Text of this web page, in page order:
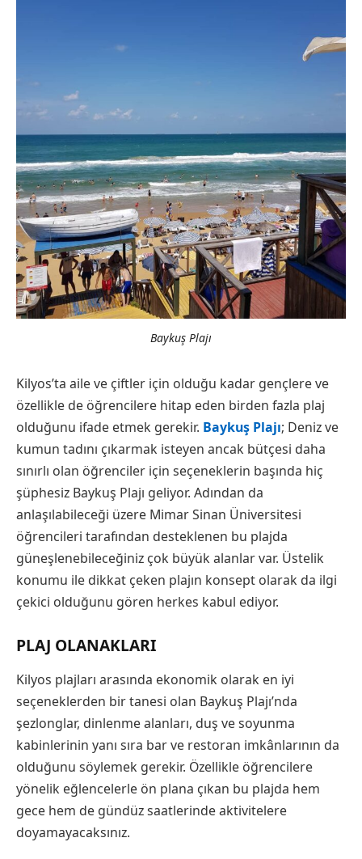
Baykuş Plajı
Kilyos’ta aile ve çiftler için olduğu kadar gençlere ve
özellikle de öğrencilere hitap eden birden fazla plaj
olduğunu ifade etmek gerekir. Baykuş Plajı; Deniz ve
kumun tadını çıkarmak isteyen ancak bütçesi daha
sınırlı olan öğrenciler için seçeneklerin başında hiç
şüphesiz Baykuş Plajı geliyor. Adından da
anlaşılabileceği üzere Mimar Sinan Üniversitesi
öğrencileri tarafından desteklenen bu plajda
güneşlenebileceğiniz çok büyük alanlar var. Üstelik
konumu ile dikkat çeken plajın konsept olarak da ilgi
çekici olduğunu gören herkes kabul ediyor.
PLAJ OLANAKLARI
Kilyos plajları arasında ekonomik olarak en iyi
seçeneklerden bir tanesi olan Baykuş Plajı’nda
şezlonglar, dinlenme alanları, duş ve soyunma
kabinlerinin yanı sıra bar ve restoran imkânlarının da
olduğunu söylemek gerekir. Özellikle öğrencilere
yönelik eğlencelerle ön plana çıkan bu plajda hem
gece hem de gündüz saatlerinde aktivitelere
doyamayacaksınız.